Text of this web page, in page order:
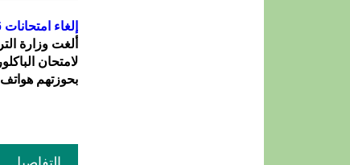
إلغاء امتحانات 96 مترشحا في الباكلوريا بعد ضبط هواتف وأجهزة اتصال داخل القاعات
لامتحان
بحوزتهم